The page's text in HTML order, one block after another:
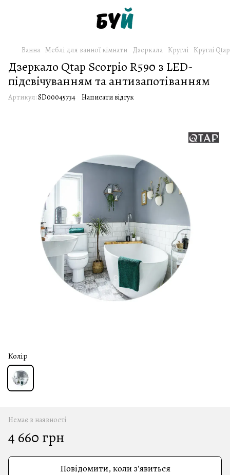
Ванна Меблі для ванної кімнати Дзеркала Круглі Круглі Qtap
Дзеркало Qtap Scorpio R590 з LED-
підсвічуванням та антизапотіванням
Артикул:SD00045734 Написати відгук
Колір
Немає в наявності
4 660 грн
Повідомити, коли з'явиться